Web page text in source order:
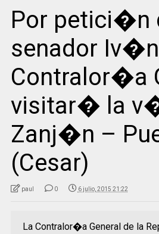
Por petici�n
senador Iv�n
Contralor�a
visitar� la
Zanj�n –
(Cesar)
paul 0 6 julio, 2015 21:22
La Contralor�a General de la